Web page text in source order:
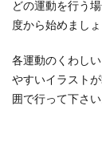
どの運動を行う
度から始めましょ
各運動のくわし
やすいイラスト
囲で行って下さい